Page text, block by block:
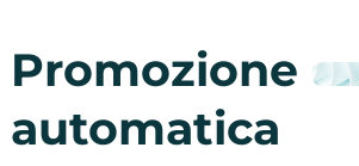
Promozione
automatica